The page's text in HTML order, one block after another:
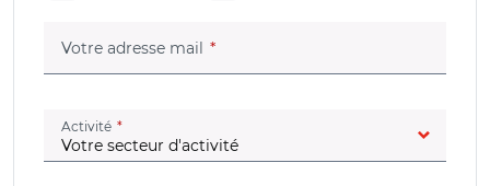
Votre adresse mail (champ obligatoire)
Activité (champ obligatoire)